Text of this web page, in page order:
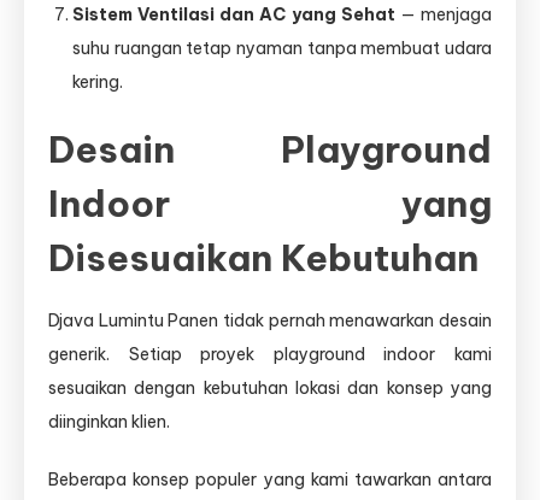
Sistem Ventilasi dan AC yang Sehat — menjaga
suhu ruangan tetap nyaman tanpa membuat udara
kering.
Desain Playground
Indoor yang
Disesuaikan Kebutuhan
Djava Lumintu Panen tidak pernah menawarkan desain
generik. Setiap proyek playground indoor kami
sesuaikan dengan kebutuhan lokasi dan konsep yang
diinginkan klien.
Beberapa konsep populer yang kami tawarkan antara